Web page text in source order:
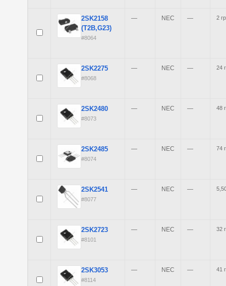
2SK2158
(T2B,G23)
#8064
— NEC — 2
2SK2275
#8068
— NEC — 24
2SK2480
#8073
— NEC — 48
2SK2485
#8074
— NEC — 74
2SK2541
#8077
— NEC —
2SK2723
#8101
— NEC — 32
2SK3053
#8114
— NEC — 41